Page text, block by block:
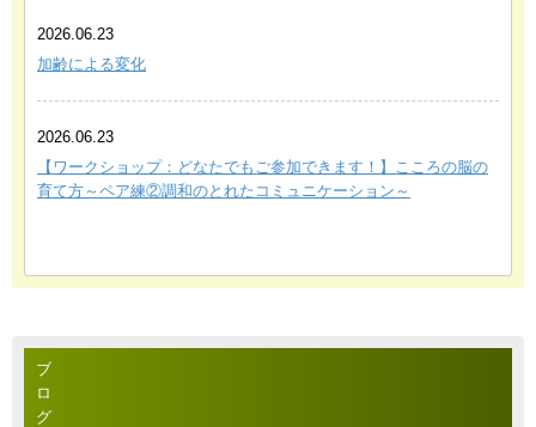
2026.06.23
加齢による変化
2026.06.23
【ワークショップ：どなたでもご参加できます！】こころの脳の
育て方～ペア練②調和のとれたコミュニケーション～
ブ
ロ
グ